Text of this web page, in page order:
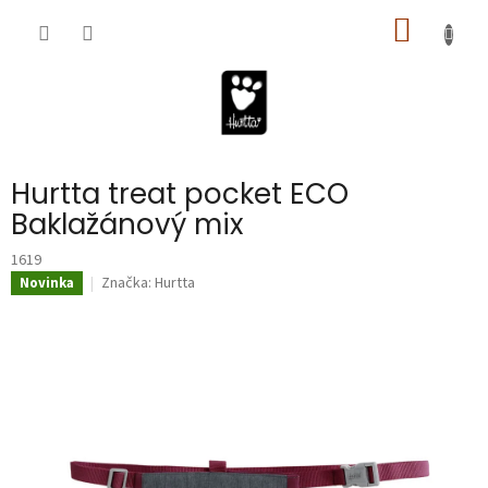
KOŠÍK
Hurtta treat pocket ECO
Baklažánový mix
1619
Novinka Značka: Hurtta